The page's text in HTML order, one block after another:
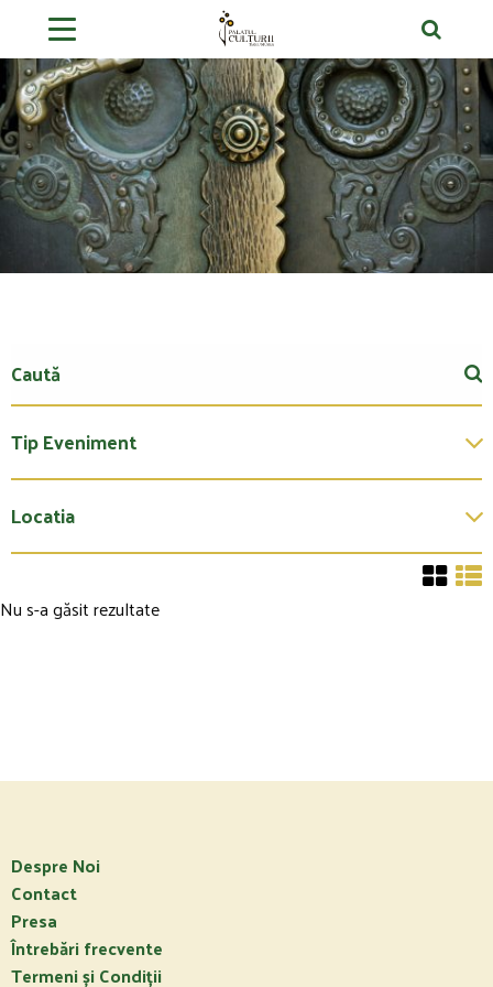
Tip Eveniment
Locatia
Nu s-a găsit rezultate
Despre Noi
Contact
Presa
Întrebări frecvente
Termeni și Condiții